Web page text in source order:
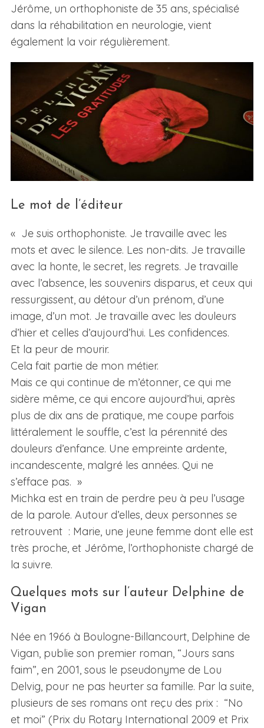
Jérôme, un orthophoniste de 35 ans, spécialisé
dans la réhabilitation en neurologie, vient
également la voir régulièrement.
Le mot de l’éditeur
« Je suis orthophoniste. Je travaille avec les
mots et avec le silence. Les non-dits. Je travaille
avec la honte, le secret, les regrets. Je travaille
avec l’absence, les souvenirs disparus, et ceux qui
ressurgissent, au détour d’un prénom, d’une
image, d’un mot. Je travaille avec les douleurs
d’hier et celles d’aujourd’hui. Les confidences.
Et la peur de mourir.
Cela fait partie de mon métier.
Mais ce qui continue de m’étonner, ce qui me
sidère même, ce qui encore aujourd’hui, après
plus de dix ans de pratique, me coupe parfois
littéralement le souffle, c’est la pérennité des
douleurs d’enfance. Une empreinte ardente,
incandescente, malgré les années. Qui ne
s’efface pas. »
Michka est en train de perdre peu à peu l’usage
de la parole. Autour d’elles, deux personnes se
retrouvent : Marie, une jeune femme dont elle est
très proche, et Jérôme, l’orthophoniste chargé de
la suivre.
Quelques mots sur l’auteur Delphine de
Vigan
Née en 1966 à Boulogne-Billancourt, Delphine de
Vigan, publie son premier roman, “Jours sans
faim”, en 2001, sous le pseudonyme de Lou
Delvig, pour ne pas heurter sa famille. Par la suite,
plusieurs de ses romans ont reçu des prix : “No
et moi” (Prix du Rotary International 2009 et Prix